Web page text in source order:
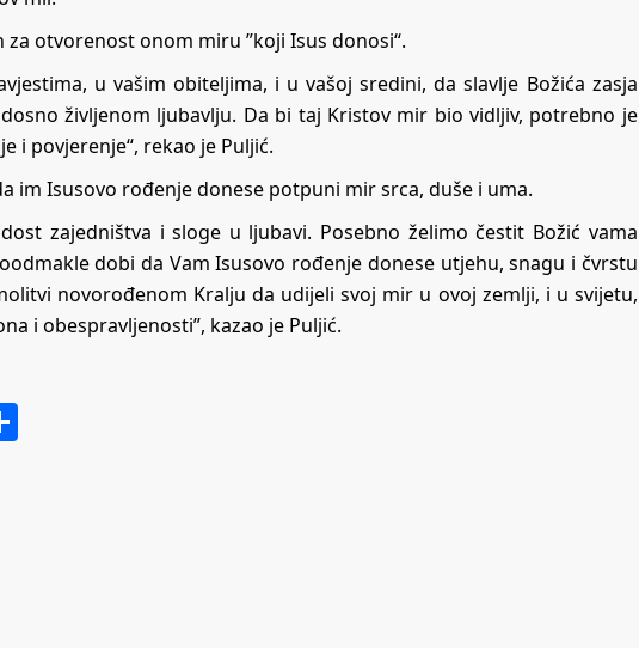
otvorenost onom miru ”koji Isus donosi“.
u vašim obiteljima, i u vašoj sredini, da slavlje Božića zasja
življenom ljubavlju. Da bi taj Kristov mir bio vidljiv, potrebno je
i povjerenje“, rekao je Puljić.
im Isusovo rođenje donese potpuni mir srca, duše i uma.
zajedništva i sloge u ljubavi. Posebno želimo čestit Božić vama
dobi da Vam Isusovo rođenje donese utjehu, snagu i čvrstu
novorođenom Kralju da udijeli svoj mir u ovoj zemlji, i u svijetu,
i obespravljenosti”, kazao je Puljić.